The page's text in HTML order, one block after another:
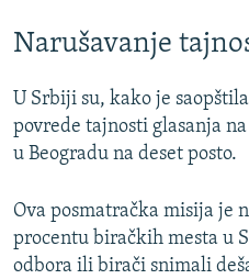
Narušavanje
U Srbiji su, kako je
povrede tajnosti glasanja
u Beogradu na deset posto.
Ova posmatračka misija je
procentu biračkih mesta u
odbora ili birači snimali